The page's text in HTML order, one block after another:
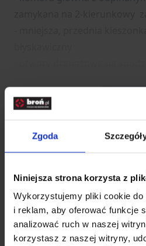
Zgoda
Niniejsza strona korzysta z
Wykorzystujemy pliki cookie
i reklam, aby oferować funkcje
analizować ruch w naszej
korzystasz z naszej witryny,
Dane
Kod SKU
EAN
Producent